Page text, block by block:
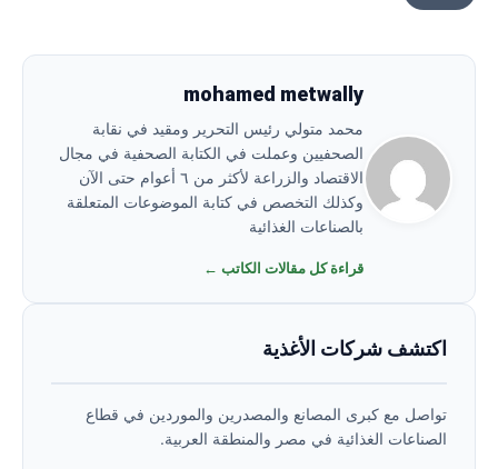
mohamed metwally
محمد متولي رئيس التحرير ومقيد في نقابة
الصحفيين وعملت في الكتابة الصحفية في مجال
الاقتصاد والزراعة لأكثر من ٦ أعوام حتى الآن
وكذلك التخصص في كتابة الموضوعات المتعلقة
بالصناعات الغذائية
قراءة كل مقالات الكاتب ←
اكتشف شركات الأغذية
تواصل مع كبرى المصانع والمصدرين والموردين في قطاع
الصناعات الغذائية في مصر والمنطقة العربية.